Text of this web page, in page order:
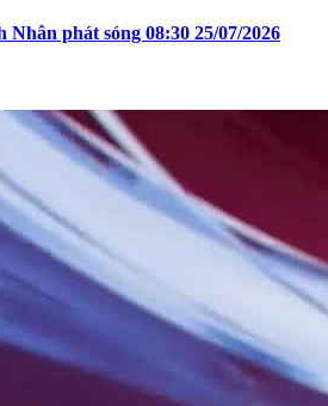
phát sóng 08:30 25/07/2026